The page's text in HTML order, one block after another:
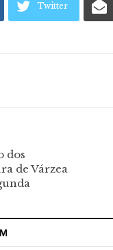
Twitter
dos
de Várzea